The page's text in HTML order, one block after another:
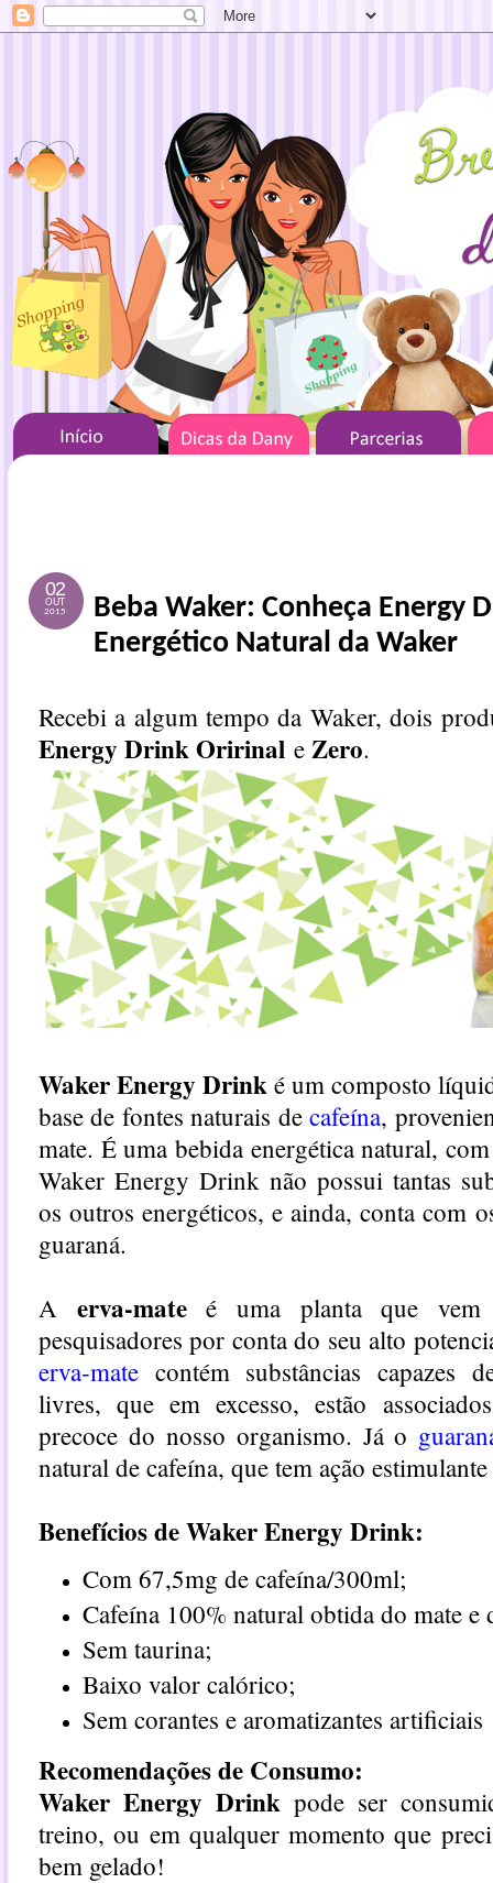
02
OUT
2015
Beba Waker: Conheça Energy
Energético Natural da Waker
Recebi a algum tempo da Waker, dois
Energy Drink Oririnal e Zero.
Waker Energy Drink é um composto
base de fontes naturais decafeína,
mate. É uma bebida energética natural,
Waker Energy Drink não possui tantas
os outros energéticos, e ainda, conta com
guaraná.
A erva-mateé uma planta que vem
pesquisadores por conta do seu alto
erva-mate contém substâncias capazes
livres, que em excesso, estão
precoce do nosso organismo. Já o
natural de cafeína, que tem ação
Benefícios de Waker Energy Drink:
Com 67,5mg de cafeína/300ml;
Cafeína 100% natural obtida do mate e
Sem taurina;
Baixo valor calórico;
Sem corantes e aromatizantes artificiais
Recomendações de Consumo:
Waker Energy Drink pode ser
treino, ou em qualquer momento que
bem gelado!